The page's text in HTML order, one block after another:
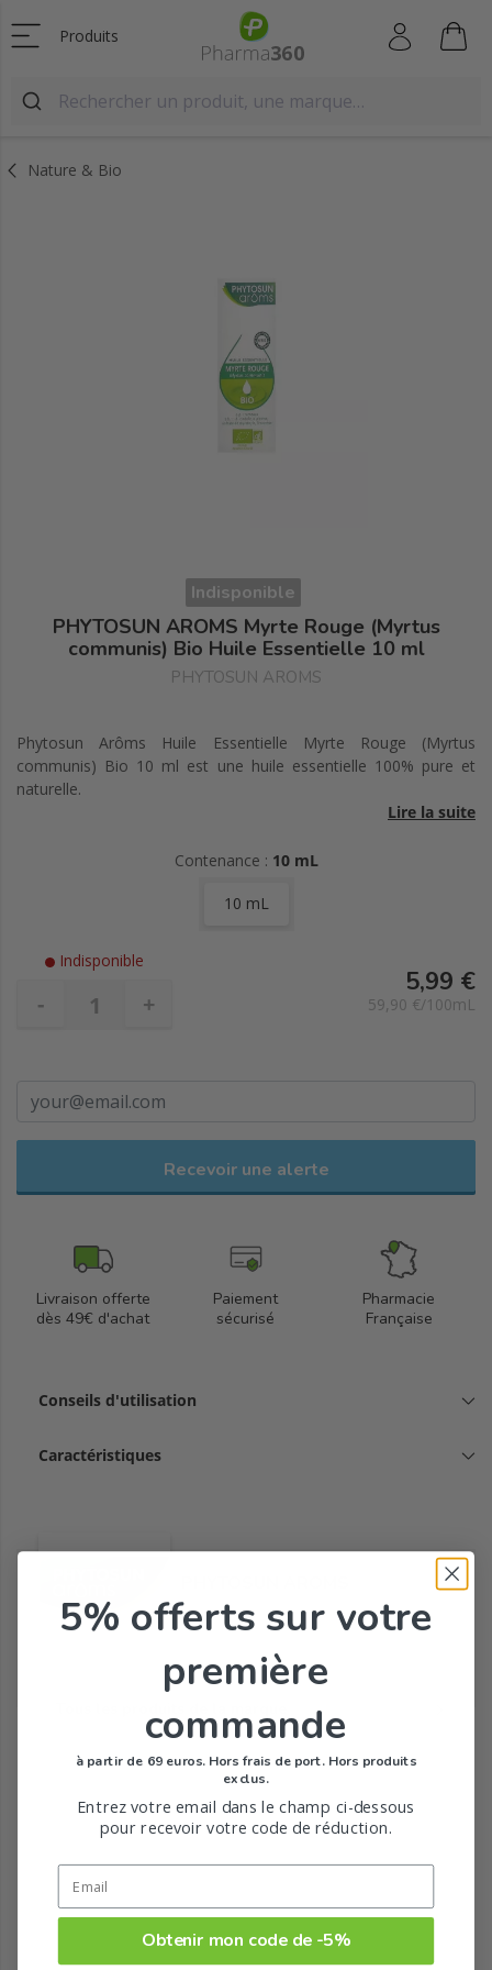
Produits
Nature & Bio
Indisponible
PHYTOSUN AROMS Myrte Rouge (Myrtus
communis) Bio Huile Essentielle 10 ml
PHYTOSUN AROMS
Phytosun Arôms Huile Essentielle Myrte Rouge (Myrtus
communis) Bio 10 ml est une huile essentielle 100% pure et
naturelle.
Lire la suite
Contenance : 10 mL
10 mL
Indisponible
- +
5,99 €
59,90 €/100mL
Recevoir une alerte
Livraison offerte
dès 49€ d'achat
Paiement
sécurisé
Pharmacie
Française
Conseils d'utilisation
Caractéristiques
5% offerts sur votre
première
commande
à partir de 69 euros. Hors frais de port. Hors produits
exclus.
Entrez votre email dans le champ ci-dessous
pour recevoir votre code de réduction.
Obtenir mon code de -5%